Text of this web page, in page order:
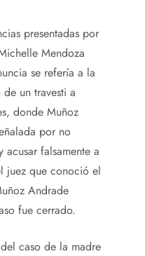
presentadas por
Mendoza
se refería a la
un travesti a
donde Muñoz
por no
acusar falsamente a
juez que conoció el
Andrade
fue cerrado.
caso de la madre